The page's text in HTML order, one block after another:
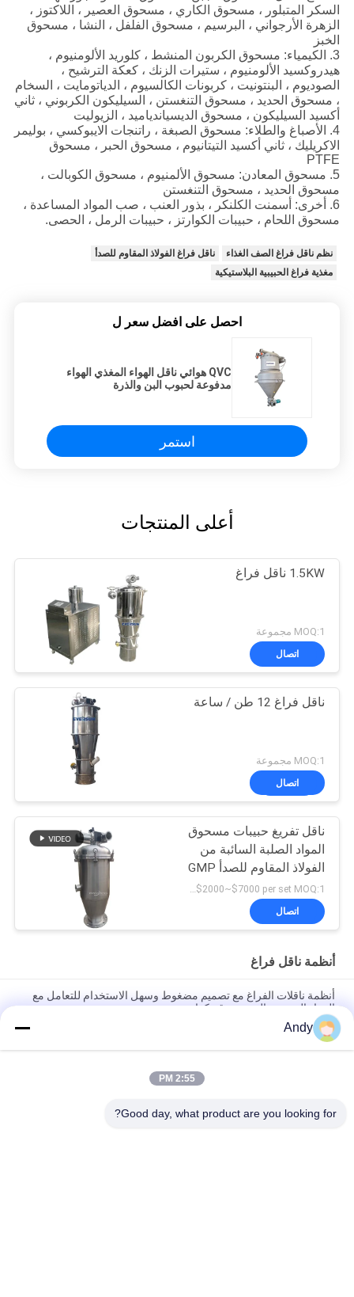
السكر المتبلور ، مسحوق الكاري ، مسحوق العصير ، اللاكتوز ،
الزهرة الأرجواني ، البرسيم ، مسحوق الفلفل ، النشا ، مسحوق
الخبز
3. الكيمياء: مسحوق الكربون المنشط ، كلوريد الألومنيوم ،
هيدروكسيد الألومنيوم ، ستيرات الزنك ، كعكة الترشيح ،
الصوديوم ، البنتونيت ، كربونات الكالسيوم ، الدياتومايت ، السخام
، مسحوق الحديد ، مسحوق التنغستن ، السيليكون الكربوني ، ثاني
أكسيد السيليكون ، مسحوق الديسياندياميد ، الزيوليت
4. الأصباغ والطلاء: مسحوق الصبغة ، راتنجات الايبوكسي ، بوليمر
الاكريليك ، ثاني أكسيد التيتانيوم ، مسحوق الحبر ، مسحوق
PTFE
5. مسحوق المعادن: مسحوق الألمنيوم ، مسحوق الكوبالت ،
مسحوق الحديد ، مسحوق التنغستن
6. أخرى: أسمنت الكلنكر ، بذور العنب ، صب المواد المساعدة ،
مسحوق اللحام ، حبيبات الكوارتز ، حبيبات الرمل ، الحصى.
نظم ناقل فراغ الصف الغذاء
ناقل فراغ الفولاذ المقاوم للصدأ
مغذية فراغ الحبيبية البلاستيكية
احصل على افضل سعر ل
QVC هوائي ناقل الهواء المغذي الهواء
مدفوعة لحبوب البن والذرة
استمر
أعلى المنتجات
1.5KW ناقل فراغ
MOQ:1 مجموعة
اتصال
ناقل فراغ 12 طن / ساعة
MOQ:1 مجموعة
اتصال
ناقل تفريغ حبيبات مسحوق
المواد الصلبة السائبة من
الفولاذ المقاوم للصدأ GMP
USD$2000~$7000 per set MOQ:1 مجموعة
اتصال
أنظمة ناقل فراغ
أنظمة ناقلات الفراغ مع تصميم مضغوط وسهل الاستخدام للتعامل مع
المواد الحبيبية وال مسحوق بكفاءة
أنظمة النقل الفراغي الآلية للتغذية والتفريغ المستمر للمواد الحبيبية في
العمليات الصناعية
أنظمة النقل بالشفط مصممة لنقل المواد البودرة والحبيبية بأمان
Andy
2:55 PM
Good day, what product are you looking for?